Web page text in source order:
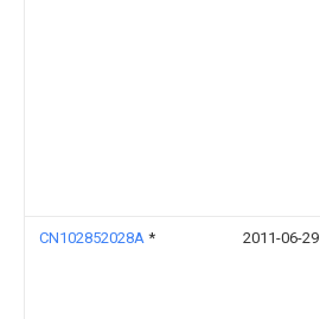
CN102852028A * 2011-06-29